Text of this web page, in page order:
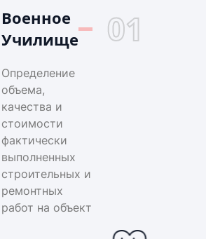
Военное
Училище
01
Определение
объема,
качества и
стоимости
фактически
выполненных
строительных и
ремонтных
работ на объект